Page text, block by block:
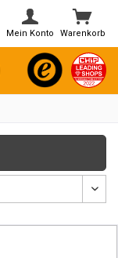
Warenkorb
Mein Konto